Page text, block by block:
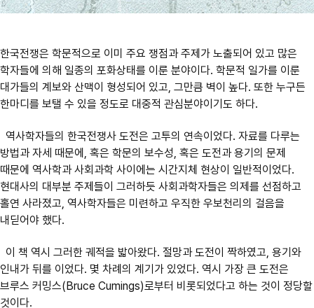
한국전쟁은 학문적으로 이미 주요 쟁점과 주제가 노출되어 있고 많은
학자들에 의해 일종의 포화상태를 이룬 분야이다. 학문적 일가를 이룬
대가들의 계보와 산맥이 형성되어 있고, 그만큼 벽이 높다. 또한 누구든
한마디를 보탤 수 있을 정도로 대중적 관심분야이기도 하다.
역사학자들의 한국전쟁사 도전은 고투의 연속이었다. 자료를 다루는
방법과 자세 때문에, 혹은 학문의 보수성, 혹은 도전과 용기의 문제
때문에 역사학과 사회과학 사이에는 시간지체 현상이 일반적이었다.
현대사의 대부분 주제들이 그러하듯 사회과학자들은 의제를 선점하고
홀연 사라졌고, 역사학자들은 미련하고 우직한 우보천리의 걸음을
내딛어야 했다.
이 책 역시 그러한 궤적을 밟아왔다. 절망과 도전이 짝하였고, 용기와
인내가 뒤를 이었다. 몇 차례의 계기가 있었다. 역시 가장 큰 도전은
브루스 커밍스(Bruce Cumings)로부터 비롯되었다고 하는 것이 정당할
것이다.